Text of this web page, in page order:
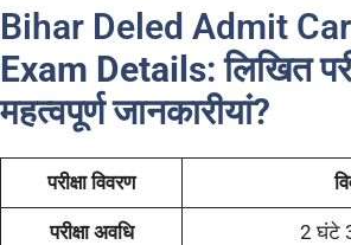
Bihar Deled Admit
Exam Details: लिखित
महत्वपूर्ण जानकारीयां?
परीक्षा विवरण
परीक्षा अवधि 2 घंटे